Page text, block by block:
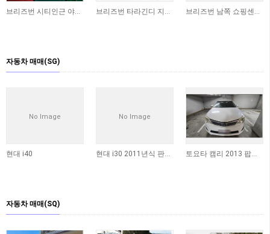
브리즈번 시티인근 야채가게 상가 매매합니다 브리즈번 타라긴디 지역 독립 상가 매매 (250sqm) 브리즈번 남쪽 쇼핑센터에 위치한 상가 매매합니다 ​
자동차 매매(SG)
No Image
현대 i40
No Image
현대 i30 2011년식 판매합니다 토요타 캠리 2013 팝니다 (판매완료)
자동차 매매(SQ)